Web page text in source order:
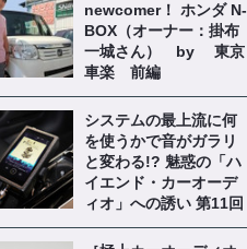
newcomer！ ホンダ N-
BOX（オーナー：掛布
一城さん） by 東京
車楽 前編
システムの最上流に何
を使うかで音がガラリ
と変わる!? 魅惑の「ハ
イエンド・カーオーデ
ィオ」への誘い 第11回